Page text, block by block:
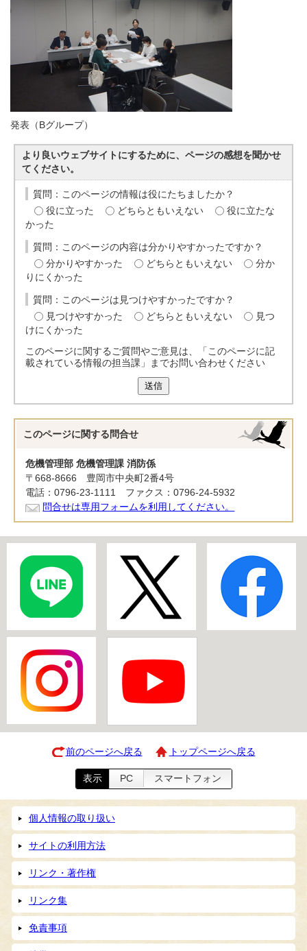
発表（Bグループ）
より良いウェブサイトにするために、ページの感想を聞かせ
てください。
質問：このページの情報は役にたちましたか？
役に立った
どちらともいえない
役に立たな
かった
質問：このページの内容は分かりやすかったですか？
分かりやすかった
どちらともいえない
分か
りにくかった
質問：このページは見つけやすかったですか？
見つけやすかった
どちらともいえない
見つ
けにくかった
このページに関するご質問やご意見は、「このページに記
載されている情報の担当課」までお問い合わせください
送信
このページに関する 問合せ
危機管理部 危機管理課 消防係
〒668-8666 豊岡市中央町2番4号
電話：0796-23-1111 ファクス：0796-24-5932
問合せは専用フォームを利用してください。
前のページへ戻る トップページへ戻る
表示 PC スマートフォン
個人情報の取り扱い
サイトの利用方法
リンク・著作権
リンク集
免責事項